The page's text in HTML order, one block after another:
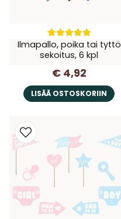
Ilmapallo, poika tai tyttö
sekoitus, 6 kpl
€ 4,92
LISÄÄ OSTOSKORIIN